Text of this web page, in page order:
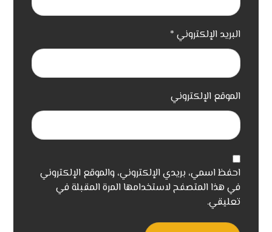
البريد الإلكتروني *
الموقع الإلكتروني
احفظ اسمي، بريدي الإلكتروني، والموقع الإلكتروني
في هذا المتصفح لاستخدامها المرة المقبلة في
تعليقي.